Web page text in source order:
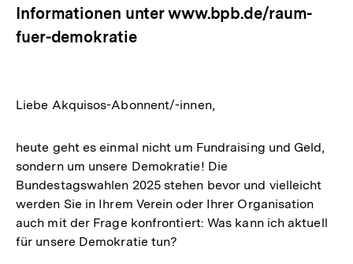
Informationen unter www.bpb.de/raum-
fuer-demokratie
Liebe Akquisos-Abonnent/-innen,
heute geht es einmal nicht um Fundraising und Geld,
sondern um unsere Demokratie! Die
Bundestagswahlen 2025 stehen bevor und vielleicht
werden Sie in Ihrem Verein oder Ihrer Organisation
auch mit der Frage konfrontiert: Was kann ich aktuell
für unsere Demokratie tun?